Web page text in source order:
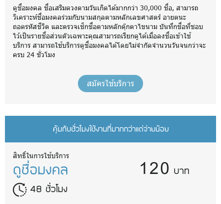
ดูชื่อมงคล ชื่อเสริมดวงตามวันเกิดได้มากกว่า 30,000 ชื่อ, สามารถ
วิเคราะห์ชื่อมงคลร่วมกับนามสกุลตามหลักเลขศาสตร์ อายตนะ
ถอดรหัสชีวิต และตรวจเช็กชื่อตามหลักตุ๊กตาไขนาม บันทึกชื่อที่ชอบ
ไว้เป็นรายชื่อส่วนตัวเฉพาะคุณสามารถเรียกดูได้เมื่อลงชื่อเข้าใช้
บริการ สามารถใช้บริการดูชื่อมงคลได้โดยไม่จำกัดจำนวนวันจนกว่าจะ
ครบ 24 ชั่วโมง
สมัครใช้บริการ
คุ้มกับชั่วโมงใช้งานที่มากกว่าแต่จ่ายน้อย
สิทธิ์ในการใช้บริการ
ดูชื่อมงคล
48 ชั่วโมง
120 บาท